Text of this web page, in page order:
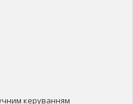
керуванням